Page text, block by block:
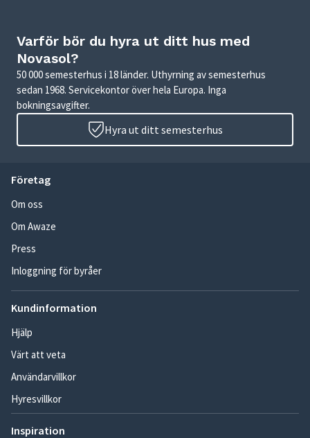
Varför bör du hyra ut ditt hus med
Novasol?
50 000 semesterhus i 18 länder. Uthyrning av semesterhus
sedan 1968. Servicekontor över hela Europa. Inga
bokningsavgifter.
Hyra ut ditt semesterhus
Företag
Om oss
Om Awaze
Press
Inloggning för byråer
Kundinformation
Hjälp
Värt att veta
Användarvillkor
Hyresvillkor
Inspiration